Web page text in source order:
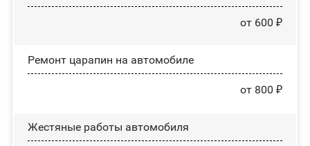
от 600 ₽
Ремонт царапин на автомобиле
от 800 ₽
Жестяные работы автомобиля